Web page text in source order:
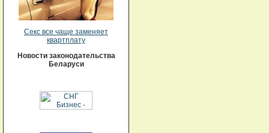
Секс все чаще заменяет
квартплату
Новости законодательства
Беларуси